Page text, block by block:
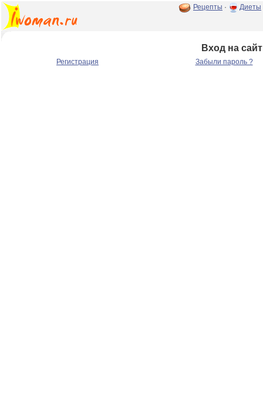
Рецепты · Диеты
Вход на сайт
Регистрация Забыли пароль ?